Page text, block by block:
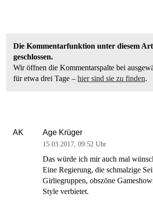
Die Kommentarfunktion unter diesem
geschlossen.
Wir öffnen die Kommentarspalte bei
für etwa drei Tage – hier sind sie zu finden.
AK Age Krüger
15.03.2017, 09:52 Uhr
Das würde ich mir auch mal
Eine Regierung, die schmalzige
Girliegruppen, obszöne
Style verbietet.